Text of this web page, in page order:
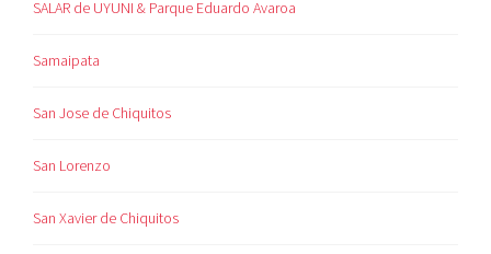
SALAR de UYUNI & Parque Eduardo Avaroa
Samaipata
San Jose de Chiquitos
San Lorenzo
San Xavier de Chiquitos